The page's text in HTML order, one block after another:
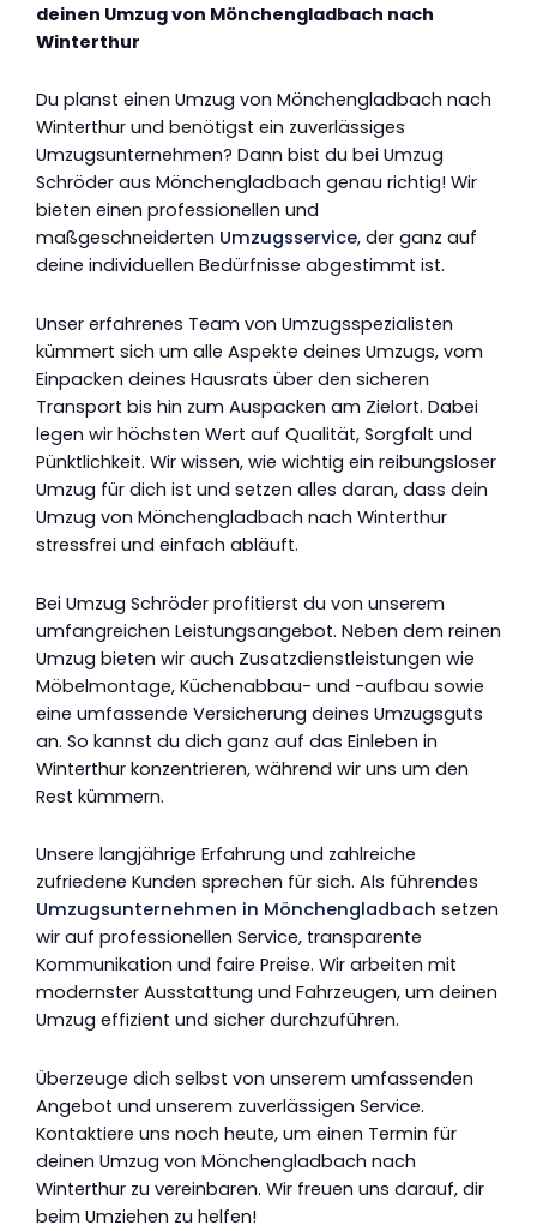
deinen Umzug von Mönchengladbach nach
Winterthur
Du planst einen Umzug von Mönchengladbach nach
Winterthur und benötigst ein zuverlässiges
Umzugsunternehmen? Dann bist du bei Umzug
Schröder aus Mönchengladbach genau richtig! Wir
bieten einen professionellen und
maßgeschneiderten Umzugsservice, der ganz auf
deine individuellen Bedürfnisse abgestimmt ist.
Unser erfahrenes Team von Umzugsspezialisten
kümmert sich um alle Aspekte deines Umzugs, vom
Einpacken deines Hausrats über den sicheren
Transport bis hin zum Auspacken am Zielort. Dabei
legen wir höchsten Wert auf Qualität, Sorgfalt und
Pünktlichkeit. Wir wissen, wie wichtig ein reibungsloser
Umzug für dich ist und setzen alles daran, dass dein
Umzug von Mönchengladbach nach Winterthur
stressfrei und einfach abläuft.
Bei Umzug Schröder profitierst du von unserem
umfangreichen Leistungsangebot. Neben dem reinen
Umzug bieten wir auch Zusatzdienstleistungen wie
Möbelmontage, Küchenabbau- und -aufbau sowie
eine umfassende Versicherung deines Umzugsguts
an. So kannst du dich ganz auf das Einleben in
Winterthur konzentrieren, während wir uns um den
Rest kümmern.
Unsere langjährige Erfahrung und zahlreiche
zufriedene Kunden sprechen für sich. Als führendes
Umzugsunternehmen in Mönchengladbach setzen
wir auf professionellen Service, transparente
Kommunikation und faire Preise. Wir arbeiten mit
modernster Ausstattung und Fahrzeugen, um deinen
Umzug effizient und sicher durchzuführen.
Überzeuge dich selbst von unserem umfassenden
Angebot und unserem zuverlässigen Service.
Kontaktiere uns noch heute, um einen Termin für
deinen Umzug von Mönchengladbach nach
Winterthur zu vereinbaren. Wir freuen uns darauf, dir
beim Umziehen zu helfen!